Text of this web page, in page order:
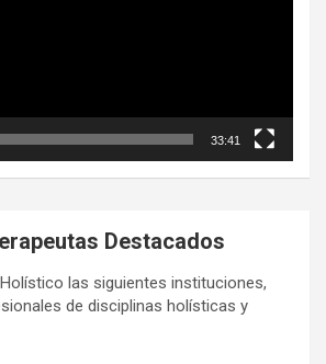
33:41
Destacados
las siguientes instituciones,
de disciplinas holísticas y